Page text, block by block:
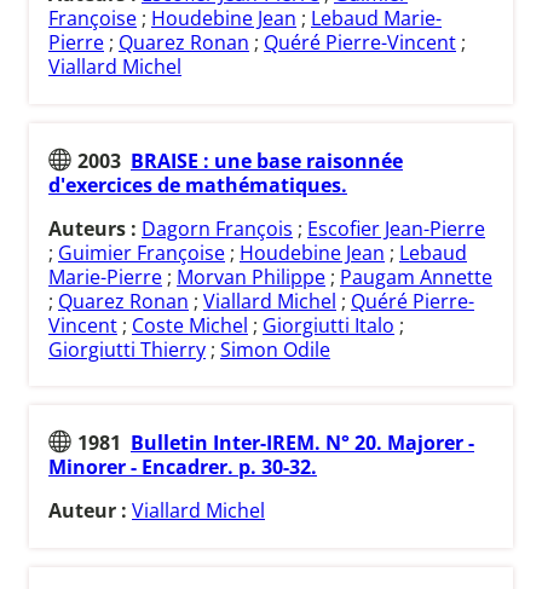
Françoise ; Houdebine Jean ; Lebaud Marie-
Pierre ; Quarez Ronan ; Quéré Pierre-Vincent ;
Viallard Michel
2003 BRAISE : une base raisonnée
d'exercices de mathématiques.
Auteurs : Dagorn François ; Escofier Jean-Pierre
; Guimier Françoise ; Houdebine Jean ; Lebaud
Marie-Pierre ; Morvan Philippe ; Paugam Annette
; Quarez Ronan ; Viallard Michel ; Quéré Pierre-
Vincent ; Coste Michel ; Giorgiutti Italo ;
Giorgiutti Thierry ; Simon Odile
1981 Bulletin Inter-IREM. N° 20. Majorer -
Minorer - Encadrer. p. 30-32.
Auteur : Viallard Michel